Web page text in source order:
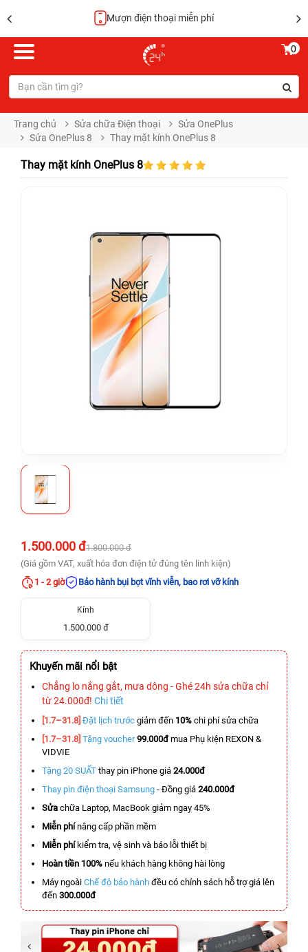
Mượn điện thoại miễn phí
0
Trang chủ Sửa chữa Điện thoại
Sửa OnePlus
Sửa OnePlus 8
Thay mặt kính OnePlus 8
Thay mặt kính OnePlus 8
1.500.000 đ1.800.000 đ
(Giá gồm VAT, xuất hóa đơn điện tử đúng tên linh kiện)
1 - 2 giờ
Bảo hành bụi bọt vĩnh viễn, bao rơi vỡ kính
Kính
1.500.000 đ
Khuyến mãi nổi bật
Chẳng lo nắng gắt, mưa dông - Ghé 24h sửa chữa chỉ
từ 24.000đ! Chi tiết
[1.7–31.8] Đặt lịch trước giảm đến 10% chi phí sửa chữa
[1.7–31.8] Tặng voucher 99.000đmua Phụ kiện REXON &
VIDVIE
Tặng 20 SUẤT thay pin iPhone giá 24.000đ
Thay pin điện thoại Samsung - Đồng giá 240.000đ
Sửa chữa Laptop, MacBook giảm ngay 45%
Miễn phínâng cấp phần mềm
Miễn phíkiểm tra, vệ sinh và báo lỗi thiết bị
Hoàn tiền 100% nếu khách hàng không hài lòng
Máy ngoài Chế độ bảo hành đều có chính sách hỗ trợ giá lên
đến 300.000đ